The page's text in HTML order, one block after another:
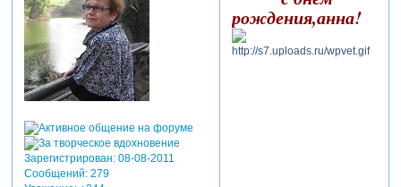
Зарегистрирован: 08-08-2011
Сообщений:279
рождения,анна!